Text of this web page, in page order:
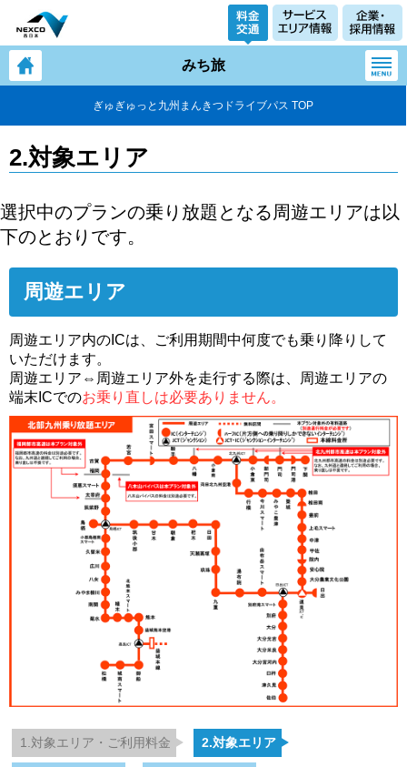
みち旅
ぎゅぎゅっと九州まんきつドライブパス TOP
2.対象エリア
選択中のプランの乗り放題となる周遊エリアは以
下のとおりです。
周遊エリア
周遊エリア内のICは、ご利用期間中何度でも乗り降りして
いただけます。
周遊エリア⇔周遊エリア外を走行する際は、周遊エリアの
端末ICでのお乗り直しは必要ありません。
1.対象エリア・ご利用料金 2.対象エリア